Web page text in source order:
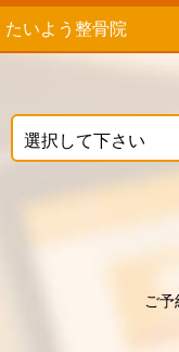
たいよう整骨院
選択して下さい
ご